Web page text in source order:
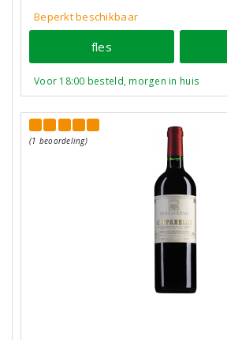
Beperkt beschikbaar
fles
Voor 18:00 besteld, morgen in huis
(1 beoordeling)